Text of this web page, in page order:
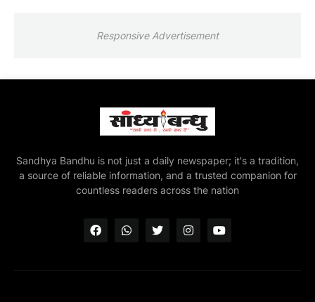
Responsive Advertisement
Sandhya Bandhu is not just a daily newspaper; it's a tradition,
a source of reliable information, and a trusted companion for
countless readers across the nation